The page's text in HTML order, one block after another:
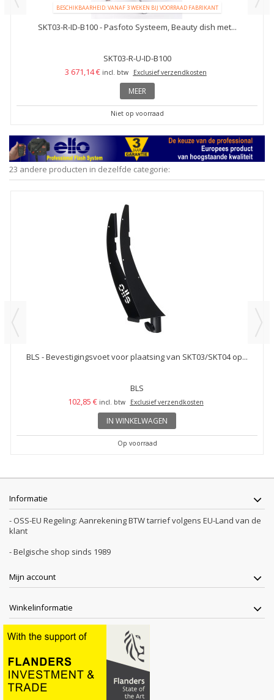
BESCHIKBAARHEID: VANAF 3 WEKEN BIJ VOORRAAD FABRIKANT
SKT03-R-ID-B100 - Pasfoto Systeem, Beauty dish met...
SKT03-R-U-ID-B100
3 671,14 € incl. btw Exclusief verzendkosten
MEER
Niet op voorraad
23 andere producten in dezelfde categorie:
BLS - Bevestigingsvoet voor plaatsing van SKT03/SKT04 op...
BLS
102,85 € incl. btw Exclusief verzendkosten
IN WINKELWAGEN
Op voorraad
Informatie
- OSS-EU Regeling: Aanrekening BTW tarrief volgens EU-Land van de
klant
- Belgische shop sinds 1989
Mijn account
Winkelinformatie